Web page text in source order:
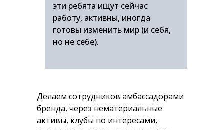
эти ребята ищут сейчас
работу, активны, иногда
готовы изменить мир (и себя,
но не себе).
Делаем сотрудников амбассадорами
бренда, через нематериальные
активы, клубы по интересами,